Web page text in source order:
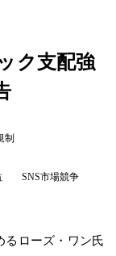
ク支配強
制
SNS市場競争
るローズ・ワン氏